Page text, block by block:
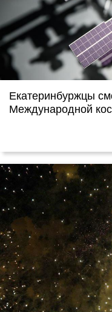
Екатеринбуржцы
Международной